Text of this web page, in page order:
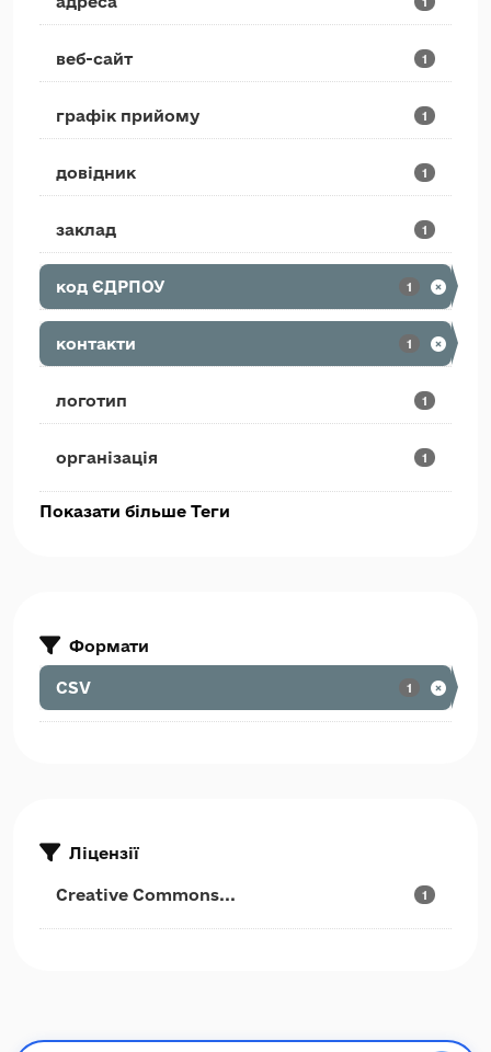
веб-сайт 1
графік прийому 1
довідник 1
заклад 1
код ЄДРПОУ 1
контакти 1
логотип 1
організація 1
Показати більше Теги
Формати
CSV 1
Ліцензії
Creative Commons... 1